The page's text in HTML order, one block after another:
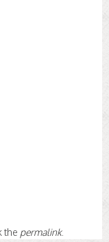
the permalink.